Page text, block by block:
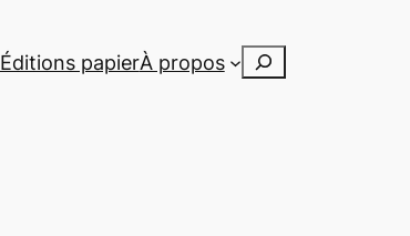
Éditions papierÀ propos Rechercher